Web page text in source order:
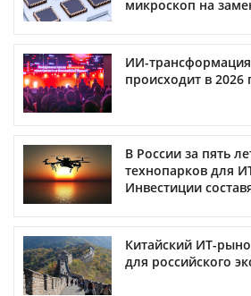
микроскоп на
ИИ-трансформация
происходит в 2026
В России за пять
технопарков для
Инвестиции
Китайский ИТ-
для российского